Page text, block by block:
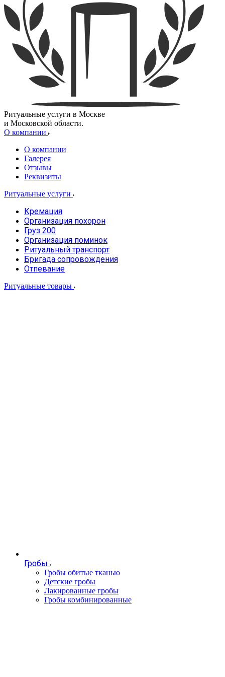
Ритуальные услуги в Москве
и Московской области.
О компании
О компании
Галерея
Отзывы
Реквизиты
Ритуальные услуги
Кремация
Организация похорон
Груз 200
Организация поминок
Ритуальный транспорт
Бригада сопровождения
Отпевание
Ритуальные товары
Гробы
Гробы обитые тканью
Детские гробы
Лакированные гробы
Гробы комбинированные